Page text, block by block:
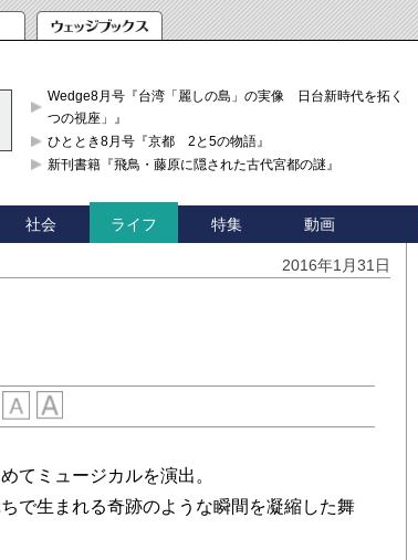
Wedge8月号『台湾「麗しの島」の実像 日台新時代を拓く「3
つの視座」』
ひととき8月号『京都 2と5の物語』
新刊書籍『飛鳥・藤原に隠された古代宮都の謎』
社会 ライフ 特集 動画
2016年1月31日
てミュージカルを演出。
で生まれる奇跡のような瞬間を凝縮した舞